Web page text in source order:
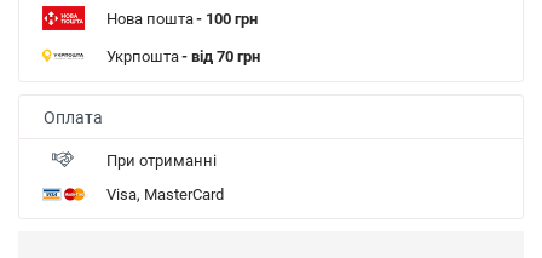
Нова пошта- 100 грн
Укрпошта- від 70 грн
Оплата
При отриманні
Visa, MasterCard